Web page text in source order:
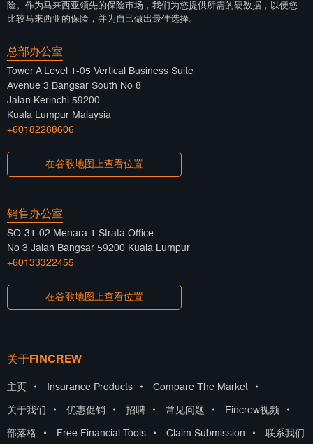
险。作为马来西亚领先的保险市场，我们为您提供所需的硬数据，以便您
比较马来西亚的保险，并为自己做出最佳选择。
总部办公室
Tower A Level 1-05 Vertical Business Suite
Avenue 3 Bangsar South No 8
Jalan Kerinchi 59200
Kuala Lumpur Malaysia
+60182288606
在谷歌地图上查看位置
销售办公室
SO-31-02 Menara 1 Strata Office
No 3 Jalan Bangsar 59200 Kuala Lumpur
+60133322455
在谷歌地图上查看位置
关于FINCREW
主页 • Insurance Products • Compare The Market •
关于我们 • 优惠促销 • 招聘 • 常见问题 • Fincrew视频 •
部落格 • Free Financial Tools • Claim Submission • 联系我们